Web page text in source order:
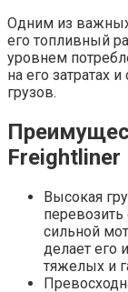
Одним из важных
его топливный
уровнем
на его затратах
грузов.
Freightliner
Высокая
сильной
делает
тяжелых и